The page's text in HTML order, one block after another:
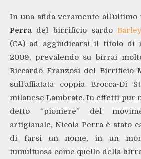
In una sfida veramente all’ultimo
Perra del birrificio sardo
(CA) ad aggiudicarsi il titolo
2009, prevalendo su birrai
Riccardo Franzosi del Birrificio
sull’affiatata coppia Brocca-Di
milanese Lambrate. In effetti pur
detto “pioniere” del
artigianale, Nicola Perra è stato
di farsi un nome, in un
tumultuosa come quello della